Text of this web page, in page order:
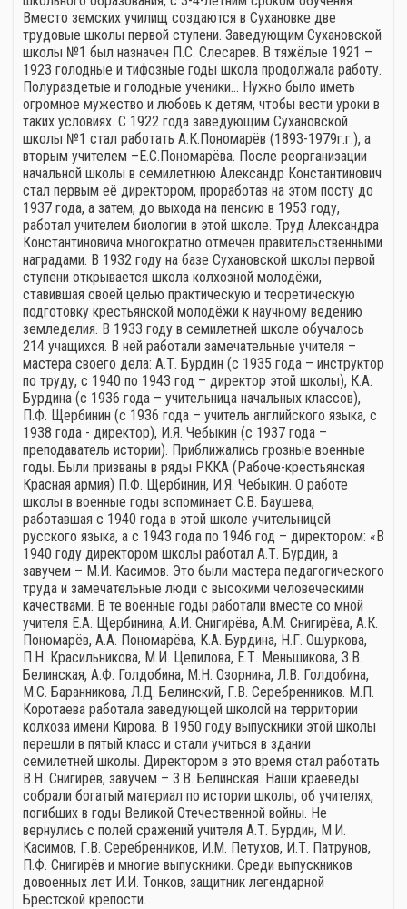
Вместо земских училищ создаются в Сухановке две
трудовые школы первой ступени. Заведующим Сухановской
школы №1 был назначен П.С. Слесарев. В тяжёлые 1921 –
1923 голодные и тифозные годы школа продолжала работу.
Полураздетые и голодные ученики… Нужно было иметь
огромное мужество и любовь к детям, чтобы вести уроки в
таких условиях. С 1922 года заведующим Сухановской
школы №1 стал работать А.К.Пономарёв (1893-1979г.г.), а
вторым учителем –Е.С.Пономарёва. После реорганизации
начальной школы в семилетнюю Александр Константинович
стал первым её директором, проработав на этом посту до
1937 года, а затем, до выхода на пенсию в 1953 году,
работал учителем биологии в этой школе. Труд Александра
Константиновича многократно отмечен правительственными
наградами. В 1932 году на базе Сухановской школы первой
ступени открывается школа колхозной молодёжи,
ставившая своей целью практическую и теоретическую
подготовку крестьянской молодёжи к научному ведению
земледелия. В 1933 году в семилетней школе обучалось
214 учащихся. В ней работали замечательные учителя –
мастера своего дела: А.Т. Бурдин (с 1935 года – инструктор
по труду, с 1940 по 1943 год – директор этой школы), К.А.
Бурдина (с 1936 года – учительница начальных классов),
П.Ф. Щербинин (с 1936 года – учитель английского языка, с
1938 года - директор), И.Я. Чебыкин (с 1937 года –
преподаватель истории). Приближались грозные военные
годы. Были призваны в ряды РККА (Рабоче-крестьянская
Красная армия) П.Ф. Щербинин, И.Я. Чебыкин. О работе
школы в военные годы вспоминает С.В. Баушева,
работавшая с 1940 года в этой школе учительницей
русского языка, а с 1943 года по 1946 год – директором: «В
1940 году директором школы работал А.Т. Бурдин, а
завучем – М.И. Касимов. Это были мастера педагогического
труда и замечательные люди с высокими человеческими
качествами. В те военные годы работали вместе со мной
учителя Е.А. Щербинина, А.И. Снигирёва, А.М. Снигирёва, А.К.
Пономарёв, А.А. Пономарёва, К.А. Бурдина, Н.Г. Ошуркова,
П.Н. Красильникова, М.И. Цепилова, Е.Т. Меньшикова, З.В.
Белинская, А.Ф. Голдобина, М.Н. Озорнина, Л.В. Голдобина,
М.С. Баранникова, Л.Д. Белинский, Г.В. Серебренников. М.П.
Коротаева работала заведующей школой на территории
колхоза имени Кирова. В 1950 году выпускники этой школы
перешли в пятый класс и стали учиться в здании
семилетней школы. Директором в это время стал работать
В.Н. Снигирёв, завучем – З.В. Белинская. Наши краеведы
собрали богатый материал по истории школы, об учителях,
погибших в годы Великой Отечественной войны. Не
вернулись с полей сражений учителя А.Т. Бурдин, М.И.
Касимов, Г.В. Серебренников, И.М. Петухов, И.Т. Патрунов,
П.Ф. Снигирёв и многие выпускники. Среди выпускников
довоенных лет И.И. Тонков, защитник легендарной
Брестской крепости.